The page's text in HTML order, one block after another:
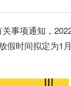
事项通知，
假时间拟定为1